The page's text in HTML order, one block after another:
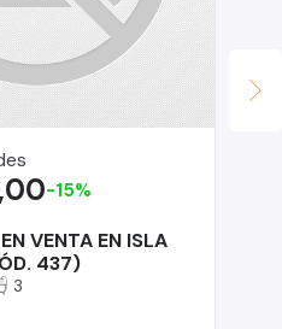
VENTA EN ISLA
437)
-15%
3